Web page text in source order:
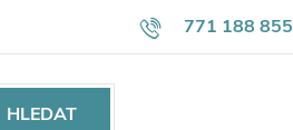
771 188 855
HLEDAT